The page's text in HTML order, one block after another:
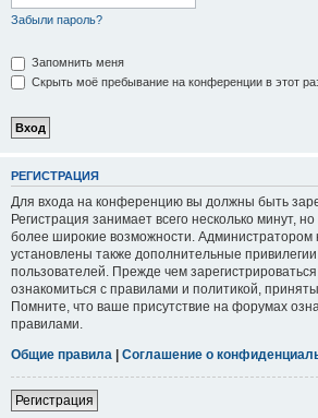
Забыли пароль?
Запомнить меня
Скрыть моё пребывание на конференции в этот
РЕГИСТРАЦИЯ
Для входа на конференцию вы должны быть
Регистрация занимает всего несколько минут,
более широкие возможности. Администратором
установлены также дополнительные
пользователей. Прежде чем
ознакомиться с правилами и политикой,
Помните, что ваше присутствие на форумах
правилами.
Общие правила | Соглашение о
Регистрация